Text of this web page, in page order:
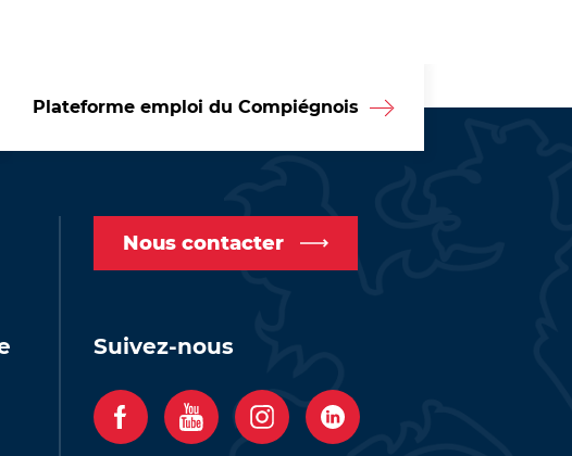
Plateforme emploi du Compiégnois
Nous contacter
Suivez-nous
F
Y
I
C